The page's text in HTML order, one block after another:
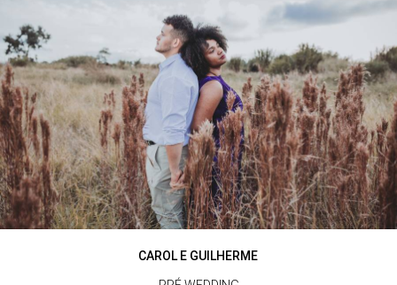
CAROL E GUILHERME